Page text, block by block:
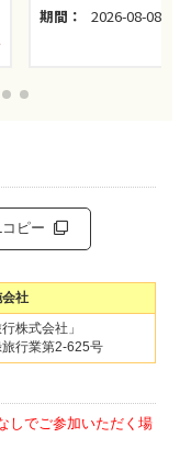
う狩り
期間： 2026-08-08～
コピー
社
株式会社」
行業第2-625号
しでご参加いただく場